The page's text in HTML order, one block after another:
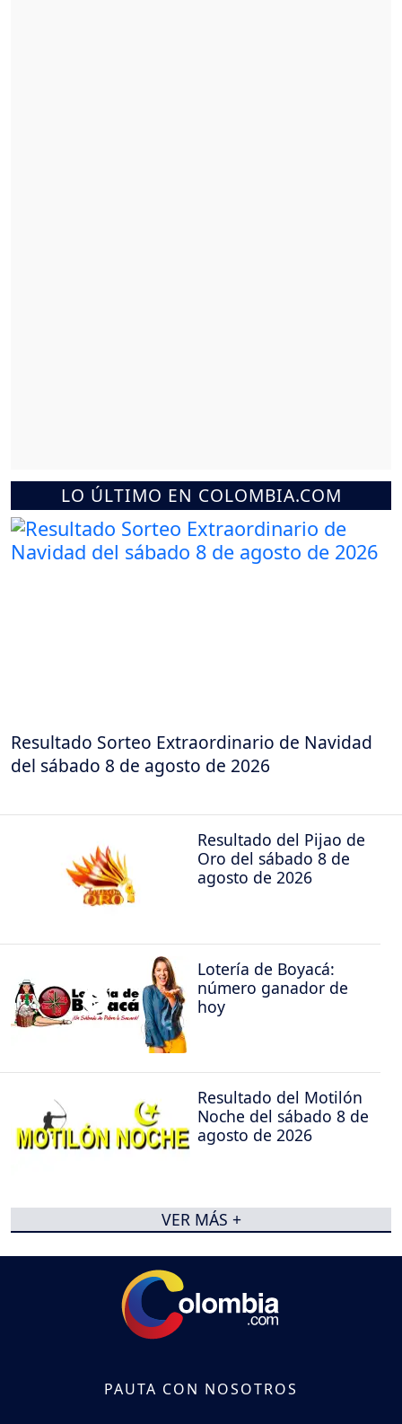
LO ÚLTIMO EN COLOMBIA.COM
Resultado Sorteo Extraordinario de Navidad
del sábado 8 de agosto de 2026
Resultado del Pijao de
Oro del sábado 8 de
agosto de 2026
Lotería de Boyacá:
número ganador de
hoy
Resultado del Motilón
Noche del sábado 8 de
agosto de 2026
VER MÁS +
PAUTA CON NOSOTROS